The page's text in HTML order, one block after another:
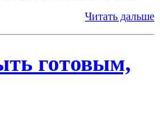
Читать дальше
готовым,